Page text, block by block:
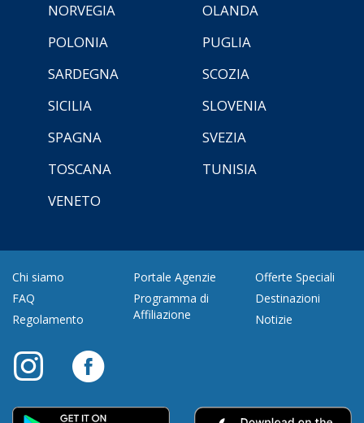
NORVEGIA
OLANDA
POLONIA
PUGLIA
SARDEGNA
SCOZIA
SICILIA
SLOVENIA
SPAGNA
SVEZIA
TOSCANA
TUNISIA
VENETO
Chi siamo
FAQ
Regolamento
Portale Agenzie
Programma di
Affiliazione
Offerte Speciali
Destinazioni
Notizie